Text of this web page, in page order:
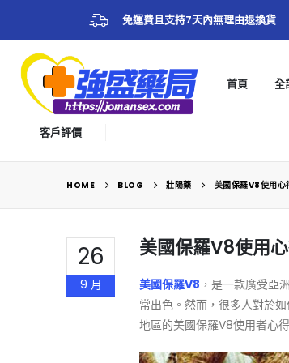
免運費且支持7天內無理由退換貨
首頁 全
客戶評價
HOME BLOG 壯陽藥 美國保羅V8使用心
26
9 月
美國保羅V8使用
美國保羅V8 ，是一款廣受亞
常出色。然而，很多人對於
地區的美國保羅V8使用者心